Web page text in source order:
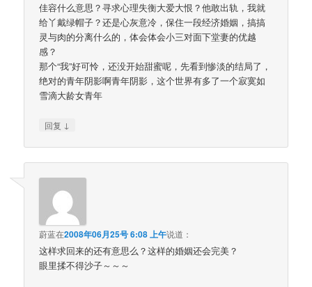
佳容什么意思？寻求心理失衡大爱大恨？他敢出轨，我就
给丫戴绿帽子？还是心灰意冷，保住一段经济婚姻，搞搞
灵与肉的分离什么的，体会体会小三对面下堂妻的优越
感？
那个“我”好可怜，还没开始甜蜜呢，先看到惨淡的结局了，
绝对的青年阴影啊青年阴影，这个世界有多了一个寂寞如
雪滴大龄女青年
回复 ↓
蔚蓝在2008年06月25号 6:08 上午说道：
这样求回来的还有意思么？这样的婚姻还会完美？
眼里揉不得沙子～～～